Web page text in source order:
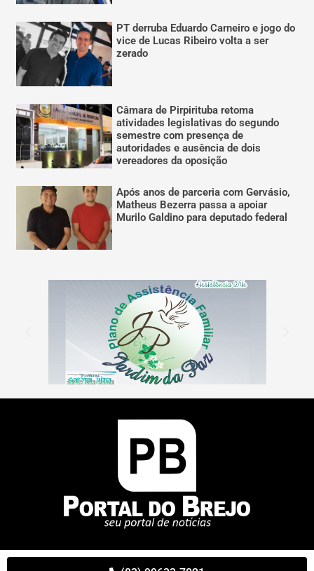
PT derruba Eduardo Carneiro e jogo do
vice de Lucas Ribeiro volta a ser
zerado
Câmara de Pirpirituba retoma
atividades legislativas do segundo
semestre com presença de
autoridades e ausência de dois
vereadores da oposição
Após anos de parceria com Gervásio,
Matheus Bezerra passa a apoiar
Murilo Galdino para deputado federal